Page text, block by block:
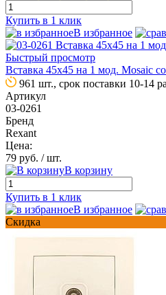
Купить в 1 клик
В избранное
Быстрый просмотр
Вставка 45х45 на 1 мод. Mosaic
961 шт., срок поставки 10-14
Артикул
03-0261
Бренд
Rexant
Цена:
79 руб. / шт.
В корзину
Купить в 1 клик
В избранное
Скидка